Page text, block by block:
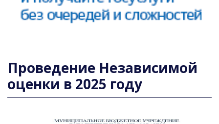
Проведение Независимой
оценки в 2025 году